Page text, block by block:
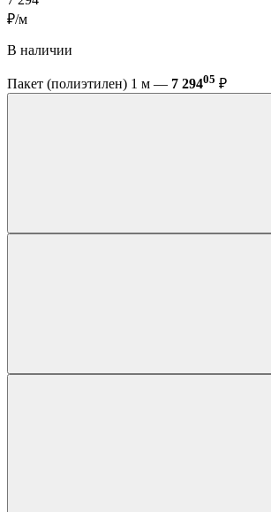
₽/м
В наличии
Пакет (полиэтилен) 1 м — 7 29405 ₽